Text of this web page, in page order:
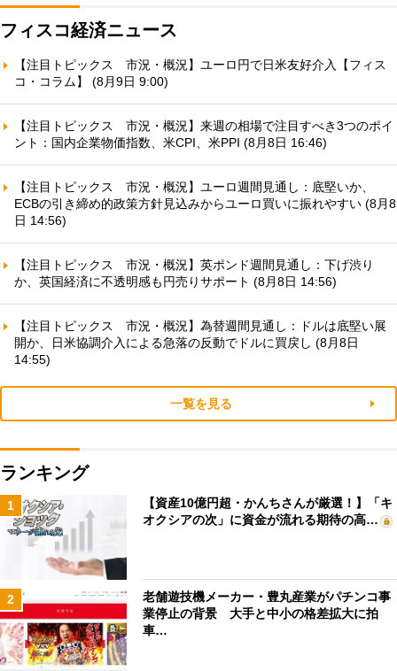
フィスコ経済ニュース
【注目トピックス 市況・概況】ユーロ円で日米友好介入【フィス
コ・コラム】 (8月9日 9:00)
【注目トピックス 市況・概況】来週の相場で注目すべき3つのポイ
ント：国内企業物価指数、米CPI、米PPI (8月8日 16:46)
【注目トピックス 市況・概況】ユーロ週間見通し：底堅いか、
ECBの引き締め的政策方針見込みからユーロ買いに振れやすい (8月8
日 14:56)
【注目トピックス 市況・概況】英ポンド週間見通し：下げ渋り
か、英国経済に不透明感も円売りサポート (8月8日 14:56)
【注目トピックス 市況・概況】為替週間見通し：ドルは底堅い展
開か、日米協調介入による急落の反動でドルに買戻し (8月8日
14:55)
一覧を見る
ランキング
1
【資産10億円超・かんちさんが厳選！】「キ
オクシアの次」に資金が流れる期待の高…
2
老舗遊技機メーカー・豊丸産業がパチンコ事
業停止の背景 大手と中小の格差拡大に拍
車…